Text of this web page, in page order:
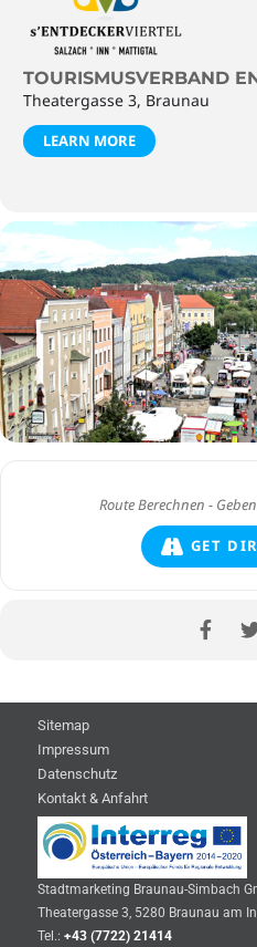
TOURISMUSVERBAND
Theatergasse 3, Braunau
LEARN MORE
GET
Sitemap
Impressum
Datenschutz
Kontakt & Anfahrt
Stadtmarketing Braunau-Simbach
Theatergasse 3, 5280 Braunau am
Tel.: +43 (7722) 21414